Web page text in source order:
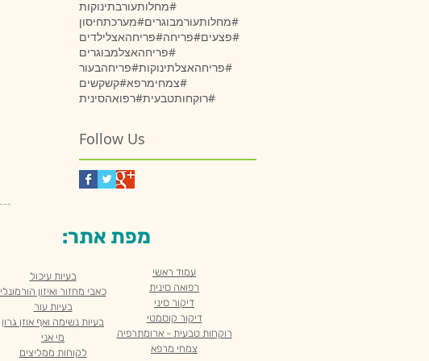
#מחלותעורבתינוקות
#מחלותעורמבוגרים#מערכתחיסון
#פצעים#פריחה#פריחהאצלילדים
#פריחהאצלמבוגרים
#פריחהאצלתינוקות#פריחהבעור
#צמחימרפא#קשקשים
#רוקחותטבעית#רפואהסינית
Follow Us
עמוד ראשי
רפואה סינית
דיקור סיני
דיקור קוסמטי
רוקחות טבעית - ארומתרפיה
צמחי מרפא
בעיות עיכול
כאבי מחזור ואיזון הורמונלי
בעיות עור
בעיות נשימה ואף אוזן גרון
מי אני
לקוחות ממליצים
:מפת אתר